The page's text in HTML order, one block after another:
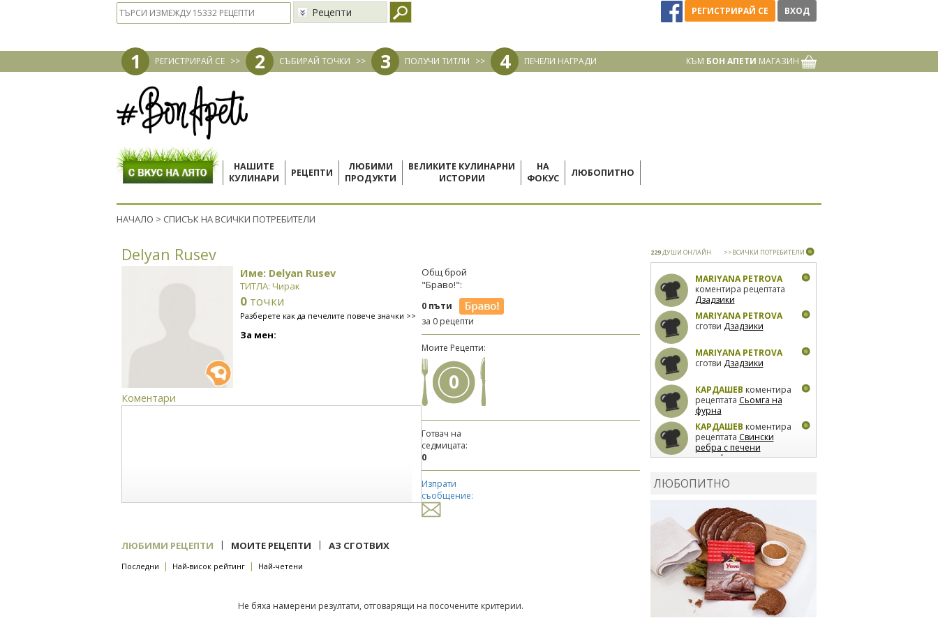
Рецепти РЕГИСТРИРАЙ СЕ ВХОД
1 РЕГИСТРИРАЙ СЕ >> 2 СЪБИРАЙ ТОЧКИ >> 3 ПОЛУЧИ ТИТЛИ >> 4 ПЕЧЕЛИ НАГРАДИ КЪМ БОН АПЕТИ МАГАЗИН
НАШИТЕ
КУЛИНАРИ
РЕЦЕПТИ
ЛЮБИМИ
ПРОДУКТИ
ВЕЛИКИТЕ КУЛИНАРНИ
ИСТОРИИ
НА
ФОКУС
ЛЮБОПИТНО
НАЧАЛО > СПИСЪК НА ВСИЧКИ ПОТРЕБИТЕЛИ
Delyan Rusev
Име: Delyan Rusev
ТИТЛА: Чирак
0 точки
Разберете как да печелите повече значки >>
За мен:
Коментари
Общ брой
"Браво!":
0 пъти
за 0 рецепти
Моите Рецепти:
0
Готвач на
седмицата:
0
Изпрати
съобщение:
ЛЮБИМИ РЕЦЕПТИ | МОИТЕ РЕЦЕПТИ | АЗ СГОТВИХ
Последни | Най-висок рейтинг | Най-четени
Не бяха намерени резултати, отговарящи на посочените критерии.
229ДУШИ ОНЛАЙН >>ВСИЧКИ ПОТРЕБИТЕЛИ
MARIYANA PETROVA
коментира рецептата
Дзадзики
MARIYANA PETROVA
сготви Дзадзики
MARIYANA PETROVA
сготви Дзадзики
КАРДАШЕВ коментира
рецептата Сьомга на
фурна
КАРДАШЕВ коментира
рецептата Свински
ребра с печени
картофи
лимон
коментира рецептата
Киноа със зеленчуци
ЛЮБОПИТНО